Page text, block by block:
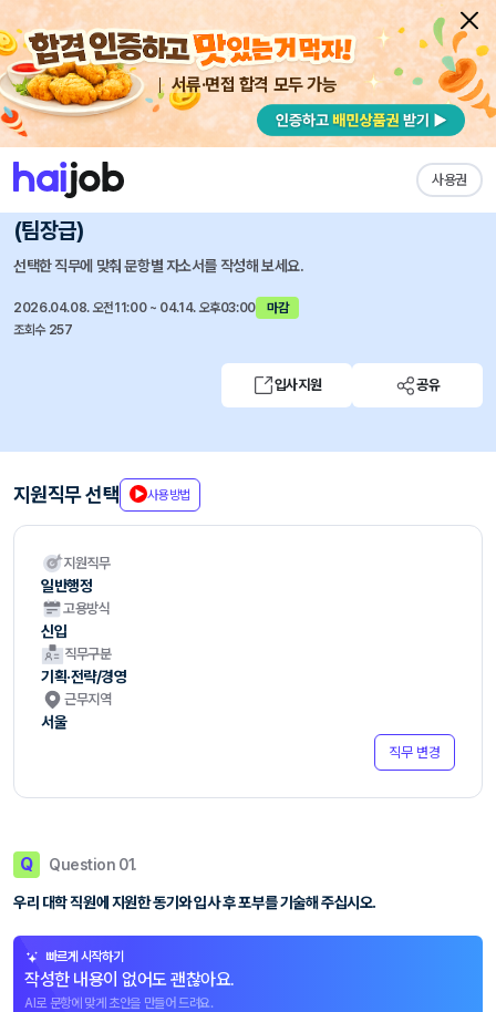
서류·면접 합격 모두 가능
사용권
채용공고 자소서 자유항목 자소서 내 작성목록
숙명여자대학교 즐겨찾기
직원 모집-일반행정, 입학사정관, IT 정보통신, 국제입학
(팀장급)
선택한 직무에 맞춰 문항별 자소서를 작성해 보세요.
2026.04.08. 오전11:00 ~ 04.14. 오후03:00
마감
조회수 257
입사지원 공유
지원직무 선택 사용방법
지원직무
일반행정
고용방식
신입
직무구분
기획·전략/경영
근무지역
서울
직무 변경
Q Question 01.
우리 대학 직원에 지원한 동기와 입사 후 포부를 기술해 주십시오.
빠르게 시작하기
작성한 내용이 없어도 괜찮아요.
AI로 문항에 맞게 초안을 만들어 드려요.